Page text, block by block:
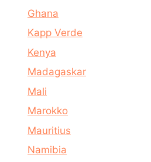
Ghana
Kapp Verde
Kenya
Madagaskar
Mali
Marokko
Mauritius
Namibia